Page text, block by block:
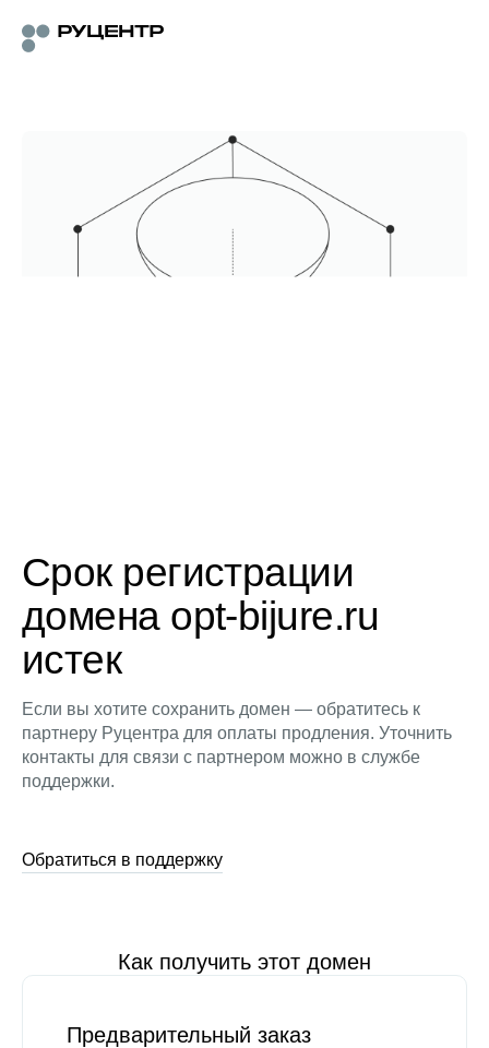
Срок регистрации
домена opt-bijure.ru
истек
Если вы хотите сохранить домен — обратитесь к
партнеру Руцентра для оплаты продления. Уточнить
контакты для связи с партнером можно в службе
поддержки.
Обратиться в поддержку
Как получить этот домен
Предварительный заказ